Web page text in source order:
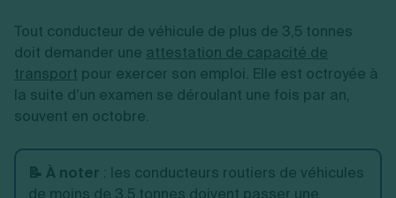
Tout conducteur de véhicule de plus de 3,5 tonnes
doit demander une attestation de capacité de
transport pour exercer son emploi. Elle est octroyée à
la suite d’un examen se déroulant une fois par an,
souvent en octobre.
📝 À noter : les conducteurs routiers de véhicules
de moins de 3,5 tonnes doivent passer une